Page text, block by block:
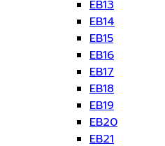
EB13
EB14
EB15
EB16
EB17
EB18
EB19
EB20
EB21